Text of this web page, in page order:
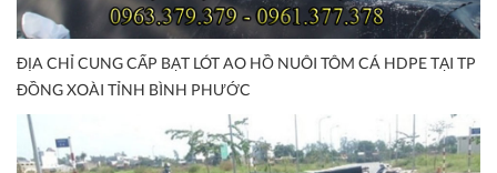
ĐỊA CHỈ CUNG CẤP BẠT LÓT AO HỒ NUÔI TÔM CÁ HDPE TẠI TP
ĐỒNG XOÀI TỈNH BÌNH PHƯỚC